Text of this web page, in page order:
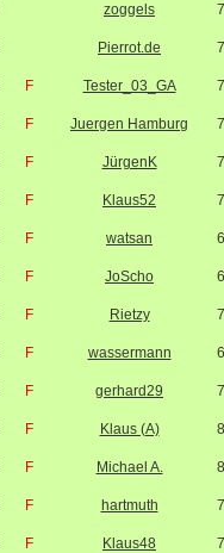
zoggels
Pierrot.de
F Tester_03_GA
F Juergen Hamburg
F JürgenK
F Klaus52
F watsan
F JoScho
F Rietzy
F wassermann
F gerhard29
F Klaus (A)
F Michael A.
F hartmuth
F Klaus48